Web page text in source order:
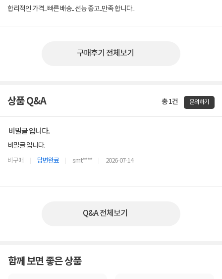
합리적인 가격...빠른 배송.. 선능 좋고..만족 합니다..
구매후기 전체보기
상품 Q&A 총 1건 문의하기
비밀글 입니다.
비밀글 입니다.
비구매 답변완료 smt**** 2026-07-14
Q&A 전체보기
함께 보면 좋은 상품